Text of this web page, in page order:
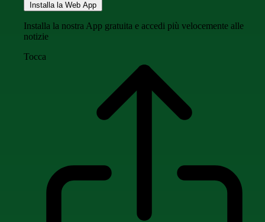
Installa la Web App
Installa la nostra App gratuita e accedi più velocemente alle
notizie
Tocca